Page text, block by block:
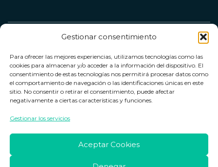
Gestionar consentimiento
Para ofrecer las mejores experiencias, utilizamos tecnologías como las
cookies para almacenar y/o acceder a la información del dispositivo. El
consentimiento de estas tecnologías nos permitirá procesar datos como
el comportamiento de navegación o las identificaciones únicas en este
sitio. No consentir o retirar el consentimiento, puede afectar
negativamente a ciertas características y funciones.
Gestionar los servicios
Aceptar Cookies
Contacto
Contacto
Política de
devoluciones
Horario de
Lun. a Vie.:
18:00h
Términos y
condiciones
Política de
privacidad
cookies
Farmacenter
digital, S.L
B24836249
info@farmacenter.es
de pago